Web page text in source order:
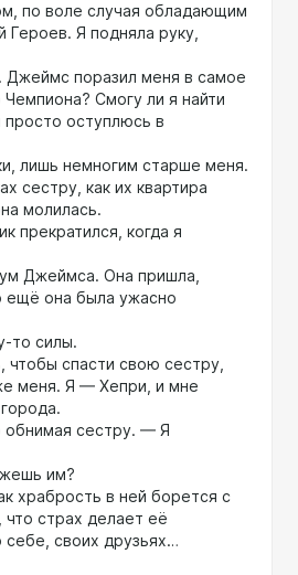
по воле случая обладающим
Я подняла руку,
поразил меня в самое
Чемпиона? Смогу ли я найти
оступлюсь в
лишь немногим старше меня.
сестру, как их квартира
молилась.
когда я
Джеймса. Она пришла,
ещё она была ужасно
то силы.
спасти свою сестру,
меня. Я — Хепри, и мне
сестру. — Я
им?
храбрость в ней борется с
страх делает её
своих друзьях…